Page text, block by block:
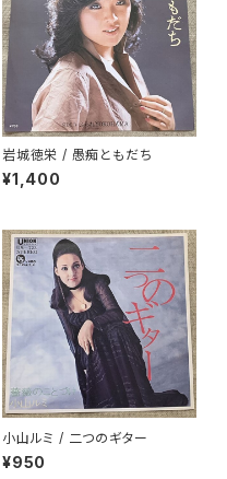
岩城徳栄 / 愚痴ともだち
¥1,400
小山ルミ / 二つのギター
¥950